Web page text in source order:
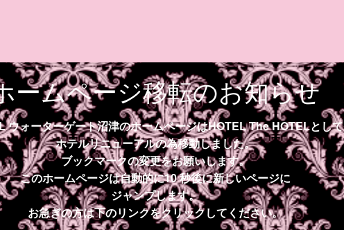
ームページ移転のお知らせ
ウォーターゲート沼津のホームページはHOTEL The HOTELとして
ホテルリニューアルの為移動しました。
ブックマークの変更をお願いします。
このホームページは自動的に10 秒後に新しいページに
ジャンプします。
お急ぎの方は下のリンクをクリックしてください。